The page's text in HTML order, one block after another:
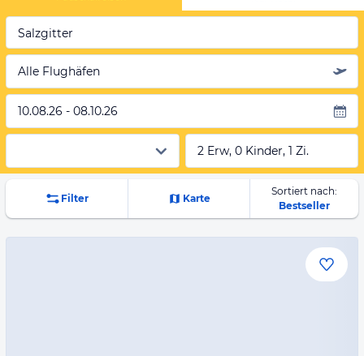
Salzgitter
Alle Flughäfen
10.08.26 - 08.10.26
2 Erw, 0 Kinder, 1 Zi.
Filter Karte
Sortiert nach:
Bestseller